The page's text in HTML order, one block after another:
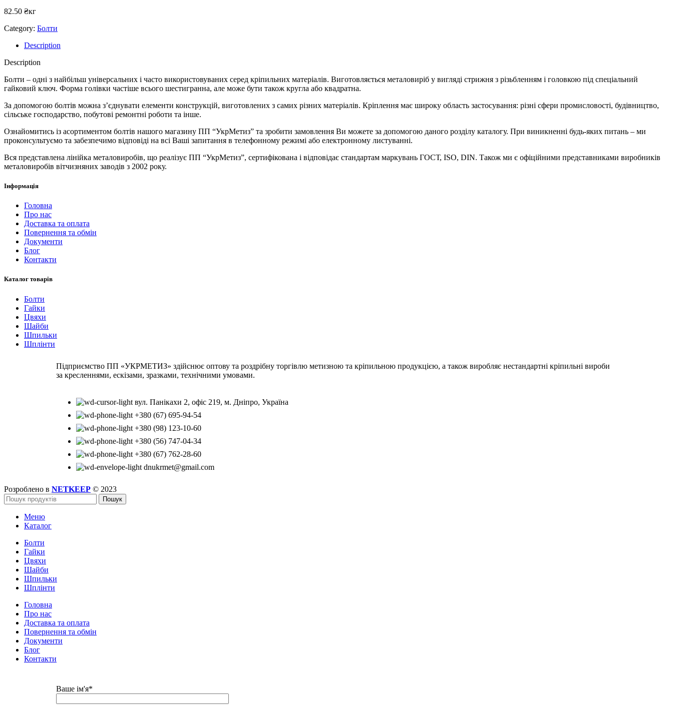
82.50 ₴кг
Category: Болти
Description
Description
Болти – одні з найбільш універсальних і часто використовуваних серед кріпильних матеріалів. Виготовляється металовиріб у вигляді стрижня з різьбленням і головкою під спеціальний
гайковий ключ. Форма голівки частіше всього шестигранна, але може бути також кругла або квадратна.
За допомогою болтів можна з’єднувати елементи конструкцій, виготовлених з самих різних матеріалів. Кріплення має широку область застосування: різні сфери промисловості, будівництво,
сільське господарство, побутові ремонтні роботи та інше.
Ознайомитись із асортиментом болтів нашого магазину ПП “УкрМетиз” та зробити замовлення Ви можете за допомогою даного розділу каталогу. При виникненні будь-яких питань – ми
проконсультуємо та забезпечимо відповіді на всі Ваші запитання в телефонному режимі або електронному листуванні.
Вся представлена ​​лінійка металовиробів, що реалізує ПП “УкрМетиз”, сертифікована і відповідає стандартам маркувань ГОСТ, ISO, DIN. Також ми є офіційними представниками виробників
металовиробів вітчизняних заводів з 2002 року.
Інформація
Головна
Про нас
Доставка та оплата
Повернення та обмін
Документи
Блог
Контакти
Каталог товарів
Болти
Гайки
Цвяхи
Шайби
Шпильки
Шплінти
Підприємство ПП «УКРМЕТИЗ» здійснює оптову та роздрібну торгівлю метизною та кріпильною продукцією, а також виробляє нестандартні кріпильні вироби
за кресленнями, ескізами, зразками, технічними умовами.
вул. Панікахи 2, офіс 219, м. Дніпро, Україна
+380 (67) 695-94-54
+380 (98) 123-10-60
+380 (56) 747-04-34
+380 (67) 762-28-60
dnukrmet@gmail.com
Розроблено в NETKEEP © 2023
Пошук
Меню
Каталог
Болти
Гайки
Цвяхи
Шайби
Шпильки
Шплінти
Головна
Про нас
Доставка та оплата
Повернення та обмін
Документи
Блог
Контакти
Ваше ім'я*